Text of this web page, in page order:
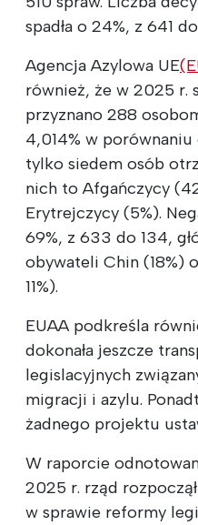
spadła o 24%, z 641
Agencja Azylowa UE
również, że w 2025 r.
przyznano 288
4,014% w
tylko siedem osób
nich to Afgańczycy
Erytrejczycy (5%).
69%, z 633 do 134,
obywateli Chin (18%)
11%).
EUAA podkreśla
dokonała jeszcze
legislacyjnych
migracji i azylu.
żadnego projektu
W raporcie
2025 r. rząd
w sprawie reformy